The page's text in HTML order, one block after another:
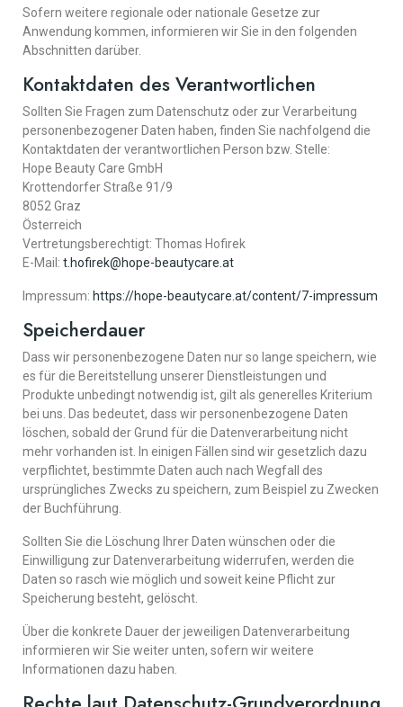
Sofern weitere regionale oder nationale Gesetze zur
Anwendung kommen, informieren wir Sie in den folgenden
Abschnitten darüber.
Kontaktdaten des Verantwortlichen
Sollten Sie Fragen zum Datenschutz oder zur Verarbeitung
personenbezogener Daten haben, finden Sie nachfolgend die
Kontaktdaten der verantwortlichen Person bzw. Stelle:
Hope Beauty Care GmbH
Krottendorfer Straße 91/9
8052 Graz
Österreich
Vertretungsberechtigt: Thomas Hofirek
E-Mail: t.hofirek@hope-beautycare.at
Impressum: https://hope-beautycare.at/content/7-impressum
Speicherdauer
Dass wir personenbezogene Daten nur so lange speichern, wie
es für die Bereitstellung unserer Dienstleistungen und
Produkte unbedingt notwendig ist, gilt als generelles Kriterium
bei uns. Das bedeutet, dass wir personenbezogene Daten
löschen, sobald der Grund für die Datenverarbeitung nicht
mehr vorhanden ist. In einigen Fällen sind wir gesetzlich dazu
verpflichtet, bestimmte Daten auch nach Wegfall des
ursprüngliches Zwecks zu speichern, zum Beispiel zu Zwecken
der Buchführung.
Sollten Sie die Löschung Ihrer Daten wünschen oder die
Einwilligung zur Datenverarbeitung widerrufen, werden die
Daten so rasch wie möglich und soweit keine Pflicht zur
Speicherung besteht, gelöscht.
Über die konkrete Dauer der jeweiligen Datenverarbeitung
informieren wir Sie weiter unten, sofern wir weitere
Informationen dazu haben.